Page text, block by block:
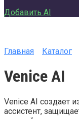
Добавить AI
Главная Каталог
Venice AI
Venice AI создает
ассистент,